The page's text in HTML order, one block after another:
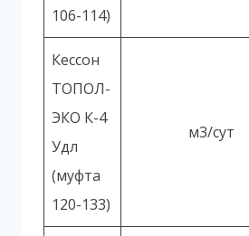
106-114)
Кессон
ТОПОЛ-
ЭКО К-4
Удл
(муфта
120-133)
м3/сут